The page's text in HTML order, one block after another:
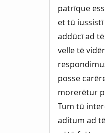
patrīque
et tū
addūcī ad
velle tē
posse
morerētur
Tum tū
aditum ad